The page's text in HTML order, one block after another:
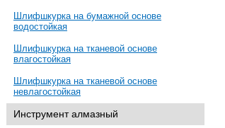
Шлифшкурка на бумажной основе
водостойкая
Шлифшкурка на тканевой основе
влагостойкая
Шлифшкурка на тканевой основе
невлагостойкая
Инструмент алмазный